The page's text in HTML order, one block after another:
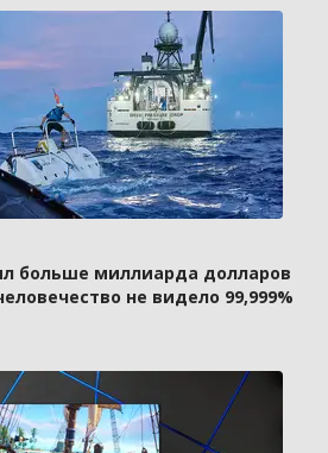
больше миллиарда долларов
не видело 99,999%